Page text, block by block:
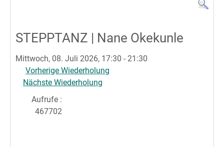
STEPPTANZ | Nane Okekunle
Mittwoch, 08. Juli 2026, 17:30 - 21:30
Vorherige Wiederholung
Nächste Wiederholung
Aufrufe:
467702